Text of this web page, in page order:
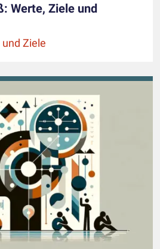
Werte, Ziele und
Ziele